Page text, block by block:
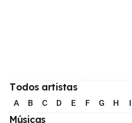
Todos artistas
A B C D E F G H I
Músicas